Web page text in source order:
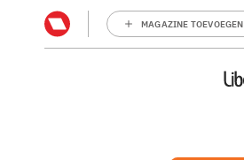
MAGAZINE TOEVOEGEN